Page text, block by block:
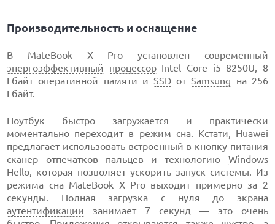
Производительность и оснащение
В MateBook X Pro установлен современный
энергоэффективный
процессорIntel Core i5 8250U, 8
Гбайт оперативной памяти и SSD отSamsung на 256
Гбайт.
Ноутбук быстро загружается и практически
моментально переходит в режим сна. Кстати, Huawei
предлагает использовать встроенный в кнопку питания
сканер отпечатков пальцев и технологию Windows
Hello, которая позволяет ускорить запуск системы. Из
режима сна MateBook X Pro выходит примерно за 2
секунды. Полная загрузка с нуля до экрана
аутентификации занимает 7 секунд — это очень